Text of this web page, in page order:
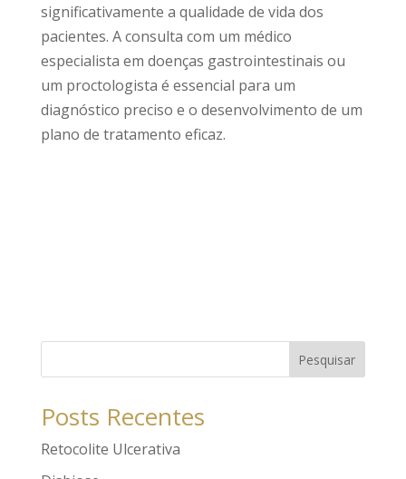
significativamente a qualidade de vida dos
pacientes. A consulta com um médico
especialista em doenças gastrointestinais ou
um proctologista é essencial para um
diagnóstico preciso e o desenvolvimento de um
plano de tratamento eficaz.
Pesquisar
Posts Recentes
Retocolite Ulcerativa